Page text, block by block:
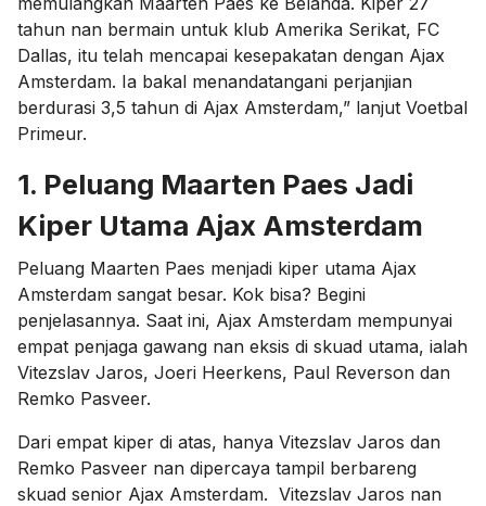
tahun nan bermain untuk klub Amerika Serikat, FC
Dallas, itu telah mencapai kesepakatan dengan Ajax
Amsterdam. Ia bakal menandatangani perjanjian
berdurasi 3,5 tahun di Ajax Amsterdam,” lanjut Voetbal
Primeur.
1. Peluang Maarten Paes Jadi
Kiper Utama Ajax Amsterdam
Peluang Maarten Paes menjadi kiper utama Ajax
Amsterdam sangat besar. Kok bisa? Begini
penjelasannya. Saat ini, Ajax Amsterdam mempunyai
empat penjaga gawang nan eksis di skuad utama, ialah
Vitezslav Jaros, Joeri Heerkens, Paul Reverson dan
Remko Pasveer.
Dari empat kiper di atas, hanya Vitezslav Jaros dan
Remko Pasveer nan dipercaya tampil berbareng
skuad senior Ajax Amsterdam. Vitezslav Jaros nan